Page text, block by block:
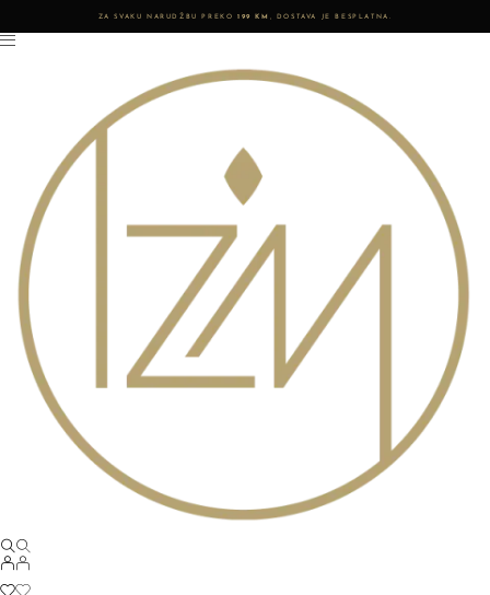
ZA SVAKU NARUDŽBU PREKO 199 KM , DOSTAVA JE BESPLATNA.